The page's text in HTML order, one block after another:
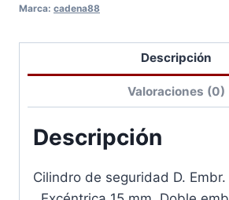
Marca: cadena88
Descripción
Valoraciones (0)
Descripción
Cilindro de seguridad D.